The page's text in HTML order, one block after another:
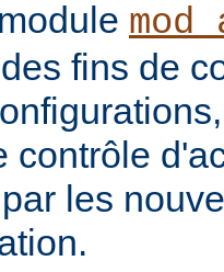
fins de
contrôle
les